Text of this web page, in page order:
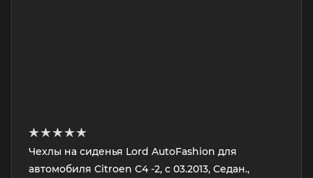
Чехлы на сиденья Lord AutoFashion для
автомобиля Citroen C4 -2, с 03.2013, Седан.,